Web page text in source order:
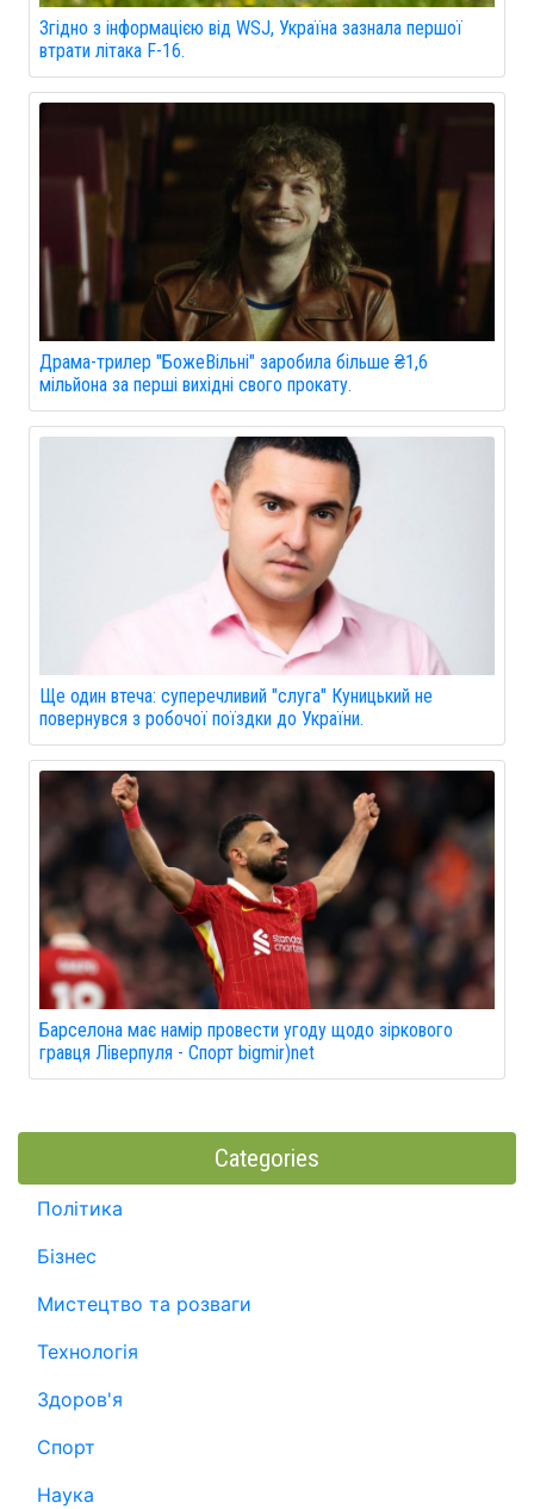
Згідно з інформацією від WSJ, Україна зазнала першої
втрати літака F-16.
Драма-трилер "БожеВільні" заробила більше ₴1,6
мільйона за перші вихідні свого прокату.
Ще один втеча: суперечливий "слуга" Куницький не
повернувся з робочої поїздки до України.
Барселона має намір провести угоду щодо зіркового
гравця Ліверпуля - Спорт bigmir)net
Categories
Політика
Бізнес
Мистецтво та розваги
Технологія
Здоров'я
Спорт
Наука